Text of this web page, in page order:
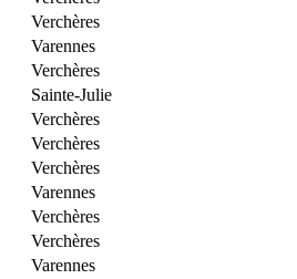
Verchères
Varennes
Verchères
Sainte-Julie
Verchères
Verchères
Verchères
Varennes
Verchères
Verchères
Varennes